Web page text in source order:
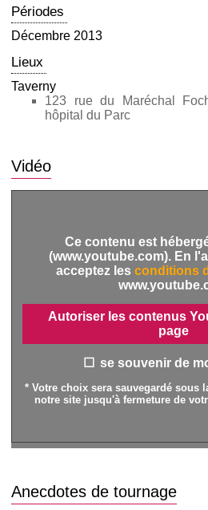
Périodes
Décembre 2013
Lieux
Taverny
123 rue du Maréchal
hôpital du Parc
Vidéo
Ce contenu est
(www.youtube.com). En
acceptez les conditions
Autoriser les contenus
page
se souvenir de
* Votre choix sera sauvegardé sous
notre site jusqu'à fermeture de
Anecdotes de tournage